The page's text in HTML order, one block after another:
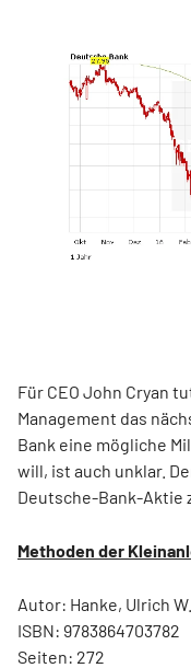
Für CEO John Cryan
Management das
Bank eine mögliche
will, ist auch unklar.
Deutsche-Bank-Aktie
Methoden der
Autor: Hanke, Ulrich W.
ISBN: 9783864703782
Seiten: 272